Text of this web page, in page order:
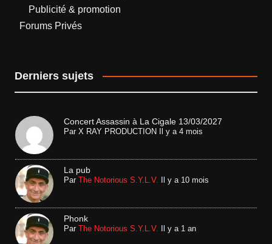
Publicité & promotion
Forums Privés
Derniers sujets
Concert Assassin à La Cigale 13/03/2027
Par X RAY PRODUCTION Il y a 4 mois
La pub
Par The Notorious S.Y.L.V. Il y a 10 mois
Phonk
Par The Notorious S.Y.L.V. Il y a 1 an